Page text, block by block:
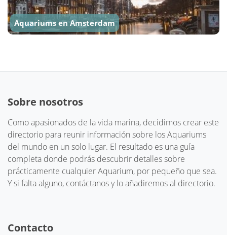
Aquariums en Amsterdam
Sobre nosotros
Como apasionados de la vida marina, decidimos crear este
directorio para reunir información sobre los Aquariums
del mundo en un solo lugar. El resultado es una guía
completa donde podrás descubrir detalles sobre
prácticamente cualquier Aquarium, por pequeño que sea.
Y si falta alguno, contáctanos y lo añadiremos al directorio.
Contacto